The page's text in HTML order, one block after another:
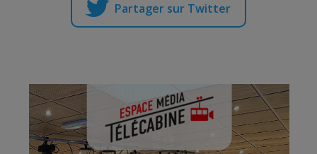
Partager sur Twitter